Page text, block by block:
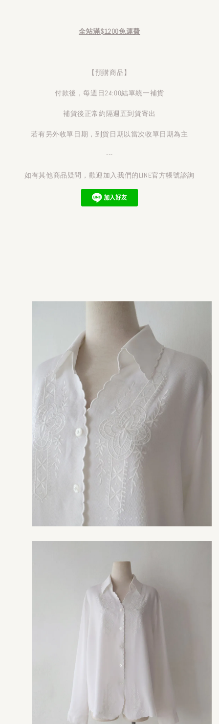
全站滿$1200免運費
【預購商品】
付款後，每週日24:00結單統一補貨
補貨後正常約隔週五到貨寄出
若有另外收單日期，到貨日期以當次收單日期為主
---
如有其他商品疑問，歡迎加入我們的LINE官方帳號諮詢